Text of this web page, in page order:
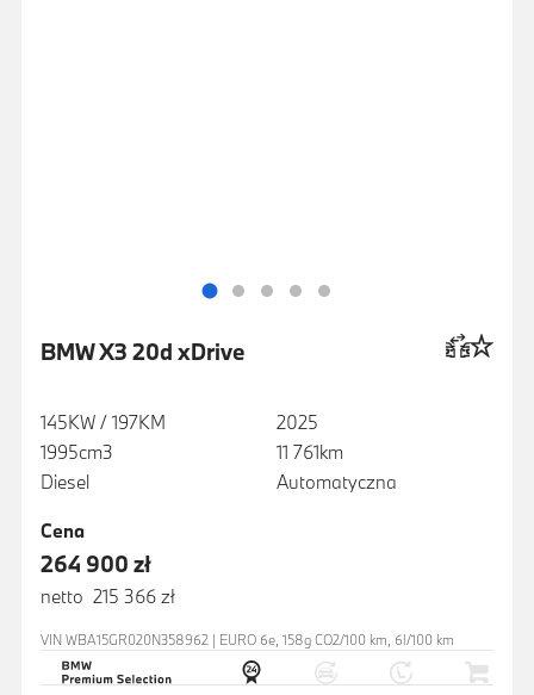
BMW X3 20d xDrive
145KW / 197KM
1995cm3
Diesel
2025
11 761km
Automatyczna
Cena
264 900 zł
netto 215 366 zł
VIN WBA15GR020N358962 | EURO 6e, 158g CO2/100 km, 6l/100 km